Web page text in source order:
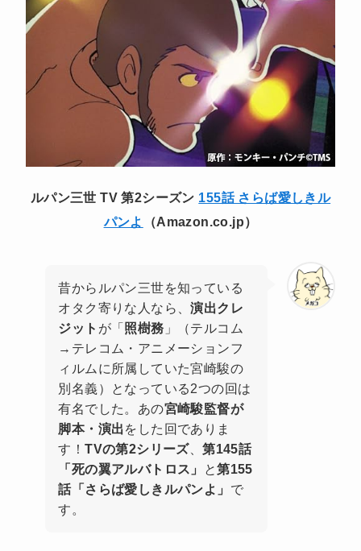
ルパン三世 TV 第2シーズン 155話 さらば愛しきル
パンよ
（Amazon.co.jp）
昔からルパン三世を知っている
オタク寄りな人なら、演出クレ
ジット が「照樹務 」（テルコム
→テレコム・アニメーションフ
ィルムに所属していた宮崎駿の
別名義）となっている2つの回は
有名でした。あの宮崎駿監督が
脚本・演出をした回でありま
す！TVの第2シリーズ、第145話
「死の翼アルバトロス」
と第155
話「さらば愛しきルパンよ」 で
す。